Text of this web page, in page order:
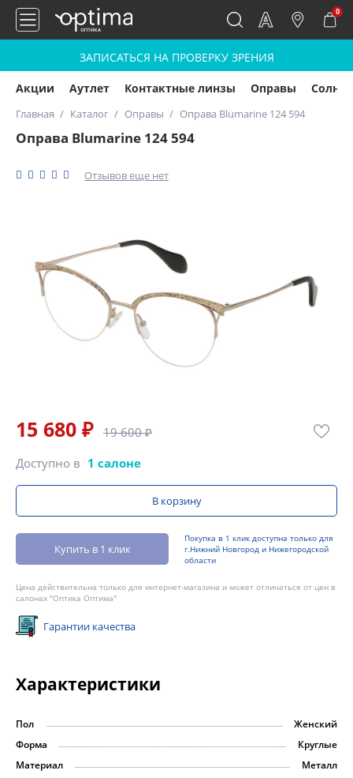
0
ЗАПИСАТЬСЯ НА ПРОВЕРКУ ЗРЕНИЯ
Акции Аутлет Контактные линзы Оправы
Главная Каталог Оправы Оправа Blumarine 124 594
Оправа Blumarine 124 594
Отзывов еще нет
15 680 ₽ 19 600 ₽
Доступно в 1 салоне
В корзину
Купить в 1 клик
Покупка в 1 клик доступна только для
г.Нижний Новгород и Нижегородской
области
Цена действительна только для интернет-магазина и может отличаться от цен в
салонах "Оптика Оптима"
Гарантии качества
Характеристики
Пол
Женский
Форма
Круглые
Материал
Металл